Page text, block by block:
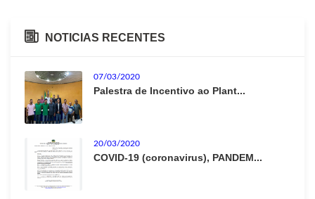
NOTICIAS RECENTES
07/03/2020
Palestra de Incentivo ao Plant...
20/03/2020
COVID-19 (coronavirus), PANDEM...